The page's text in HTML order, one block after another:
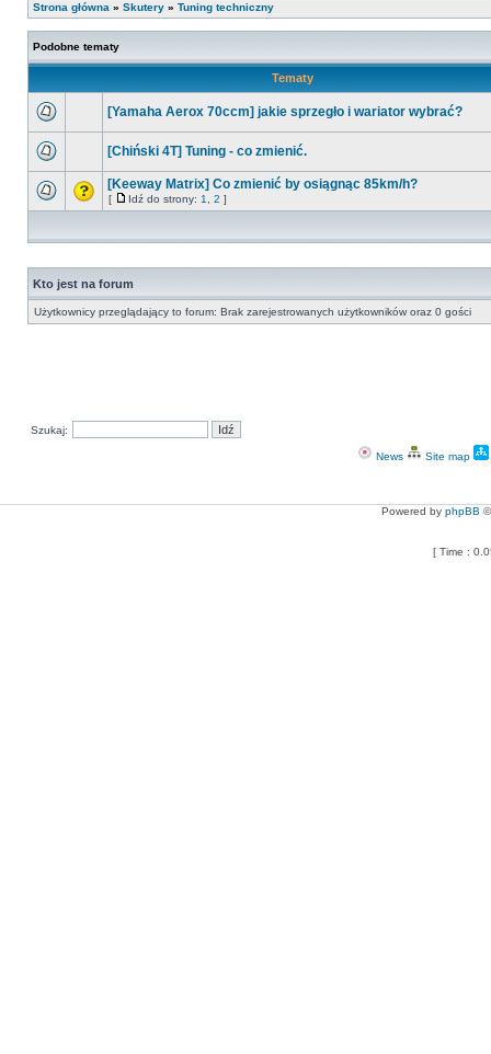
Strona główna » Skutery » Tuning techniczny
Podobne tematy
Tematy
[Yamaha Aerox 70ccm] jakie sprzegło i wariator wybrać?
[Chiński 4T] Tuning - co zmienić.
[Keeway Matrix] Co zmienić by osiągnąc 85km/h?
[ Idź do strony: 1 2 ]
Kto jest na forum
Użytkownicy przeglądający to forum: Brak zarejestrowanych użytkowników oraz 0 gości
Szukaj:
News Site map
Powered by phpBB
[ Time :